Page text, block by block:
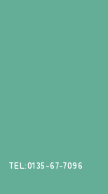
TEL:0135-67-7096